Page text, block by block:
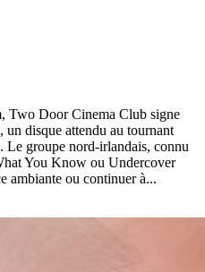
Two Door Cinema Club signe
disque attendu au tournant
Le groupe nord-irlandais, connu
You Know ou Undercover
ambiante ou continuer à...